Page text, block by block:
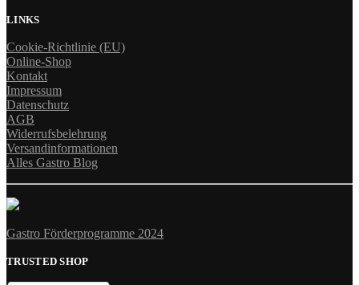
LINKS
Cookie-Richtlinie (EU)
Online-Shop
Kontakt
Impressum
Datenschutz
AGB
Widerrufsbelehrung
Versandinformationen
Alles Gastro Blog
Gastro Förderprogramme 2024
TRUSTED SHOP